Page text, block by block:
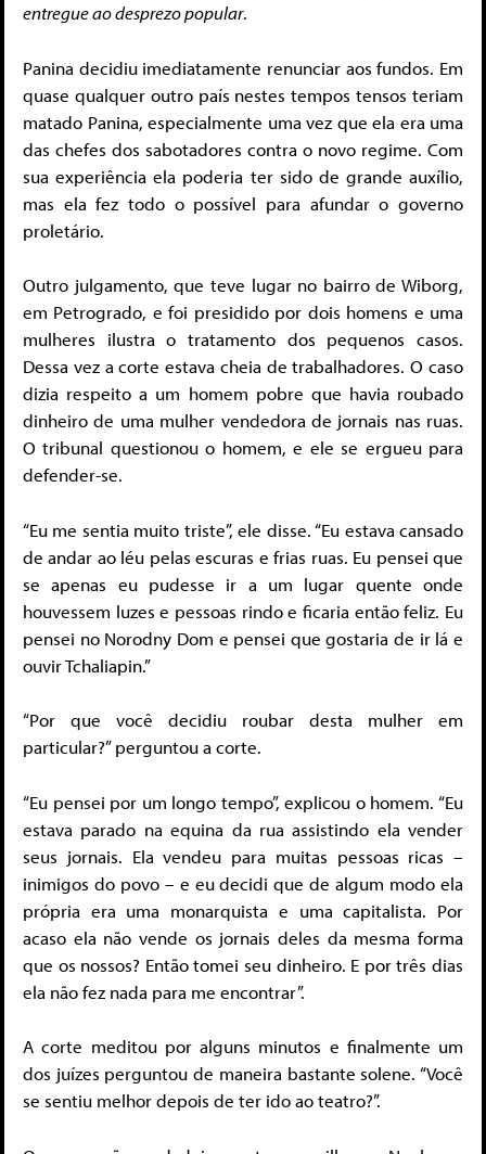
entregue ao desprezo popular.
Panina decidiu imediatamente renunciar aos fundos. Em
quase qualquer outro país nestes tempos tensos teriam
matado Panina, especialmente uma vez que ela era uma
das chefes dos sabotadores contra o novo regime. Com
sua experiência ela poderia ter sido de grande auxílio,
mas ela fez todo o possível para afundar o governo
proletário.
Outro julgamento, que teve lugar no bairro de Wiborg,
em Petrogrado, e foi presidido por dois homens e uma
mulheres ilustra o tratamento dos pequenos casos.
Dessa vez a corte estava cheia de trabalhadores. O caso
dizia respeito a um homem pobre que havia roubado
dinheiro de uma mulher vendedora de jornais nas ruas.
O tribunal questionou o homem, e ele se ergueu para
defender-se.
“Eu me sentia muito triste”, ele disse. “Eu estava cansado
de andar ao léu pelas escuras e frias ruas. Eu pensei que
se apenas eu pudesse ir a um lugar quente onde
houvessem luzes e pessoas rindo e ficaria então feliz. Eu
pensei no Norodny Dom e pensei que gostaria de ir lá e
ouvir Tchaliapin.”
“Por que você decidiu roubar desta mulher em
particular?” perguntou a corte.
“Eu pensei por um longo tempo”, explicou o homem. “Eu
estava parado na equina da rua assistindo ela vender
seus jornais. Ela vendeu para muitas pessoas ricas –
inimigos do povo – e eu decidi que de algum modo ela
própria era uma monarquista e uma capitalista. Por
acaso ela não vende os jornais deles da mesma forma
que os nossos? Então tomei seu dinheiro. E por três dias
ela não fez nada para me encontrar”.
A corte meditou por alguns minutos e finalmente um
dos juízes perguntou de maneira bastante solene. “Você
se sentiu melhor depois de ter ido ao teatro?”.